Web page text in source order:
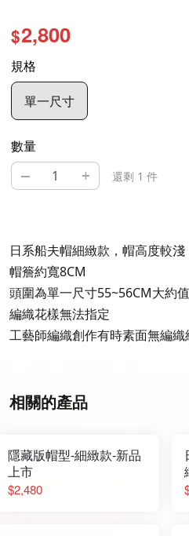
$2,800
規格
單一尺寸
數量
– + 還剩 1 件
日系船夫帽細緻款，帽高度較淺
帽簷約寬8CM
頭圍為單一尺寸55~56CM大約值
編織花樣無法指定
工藝師編織創作有時素面無編
相關的產品
隱藏版帽型-細緻款-新品
上市
$2,480